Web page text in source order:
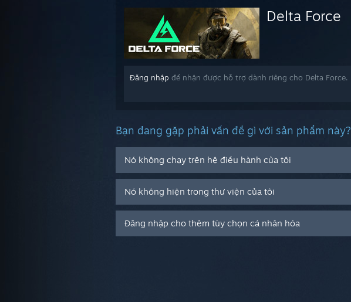
Delta Force
Đăng nhập để nhận được hỗ trợ dành riêng cho Delta Force.
Bạn đang gặp phải vấn đề gì với sản phẩm này?
Nó không chạy trên hệ điều hành của tôi
Nó không hiện trong thư viện của tôi
Đăng nhập cho thêm tùy chọn cá nhân hóa